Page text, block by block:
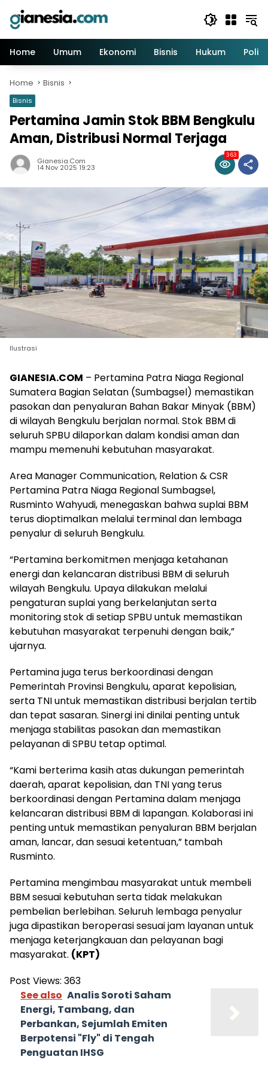
content
Home
Umum Ekonomi Bisnis Hukum Politik
Home Bisnis
Bisnis
Pertamina Jamin Stok BBM Bengkulu
Aman, Distribusi Normal Terjaga
Gianesia.com
14 Nov 2025 19:23
363
Ilustrasi
GIANESIA.COM – Pertamina Patra Niaga Regional
Sumatera Bagian Selatan (Sumbagsel) memastikan
pasokan dan penyaluran Bahan Bakar Minyak (BBM)
di wilayah Bengkulu berjalan normal. Stok BBM di
seluruh SPBU dilaporkan dalam kondisi aman dan
mampu memenuhi kebutuhan masyarakat.
Area Manager Communication, Relation & CSR
Pertamina Patra Niaga Regional Sumbagsel,
Rusminto Wahyudi, menegaskan bahwa suplai BBM
terus dioptimalkan melalui terminal dan lembaga
penyalur di seluruh Bengkulu.
“Pertamina berkomitmen menjaga ketahanan
energi dan kelancaran distribusi BBM di seluruh
wilayah Bengkulu. Upaya dilakukan melalui
pengaturan suplai yang berkelanjutan serta
monitoring stok di setiap SPBU untuk memastikan
kebutuhan masyarakat terpenuhi dengan baik,”
ujarnya.
Pertamina juga terus berkoordinasi dengan
Pemerintah Provinsi Bengkulu, aparat kepolisian,
serta TNI untuk memastikan distribusi berjalan tertib
dan tepat sasaran. Sinergi ini dinilai penting untuk
menjaga stabilitas pasokan dan memastikan
pelayanan di SPBU tetap optimal.
“Kami berterima kasih atas dukungan pemerintah
daerah, aparat kepolisian, dan TNI yang terus
berkoordinasi dengan Pertamina dalam menjaga
kelancaran distribusi BBM di lapangan. Kolaborasi ini
penting untuk memastikan penyaluran BBM berjalan
aman, lancar, dan sesuai ketentuan,” tambah
Rusminto.
Pertamina mengimbau masyarakat untuk membeli
BBM sesuai kebutuhan serta tidak melakukan
pembelian berlebihan. Seluruh lembaga penyalur
juga dipastikan beroperasi sesuai jam layanan untuk
menjaga keterjangkauan dan pelayanan bagi
masyarakat. (KPT)
Post Views: 363
See also Analis Soroti Saham
Energi, Tambang, dan
Perbankan, Sejumlah Emiten
Berpotensi "Fly" di Tengah
Penguatan IHSG